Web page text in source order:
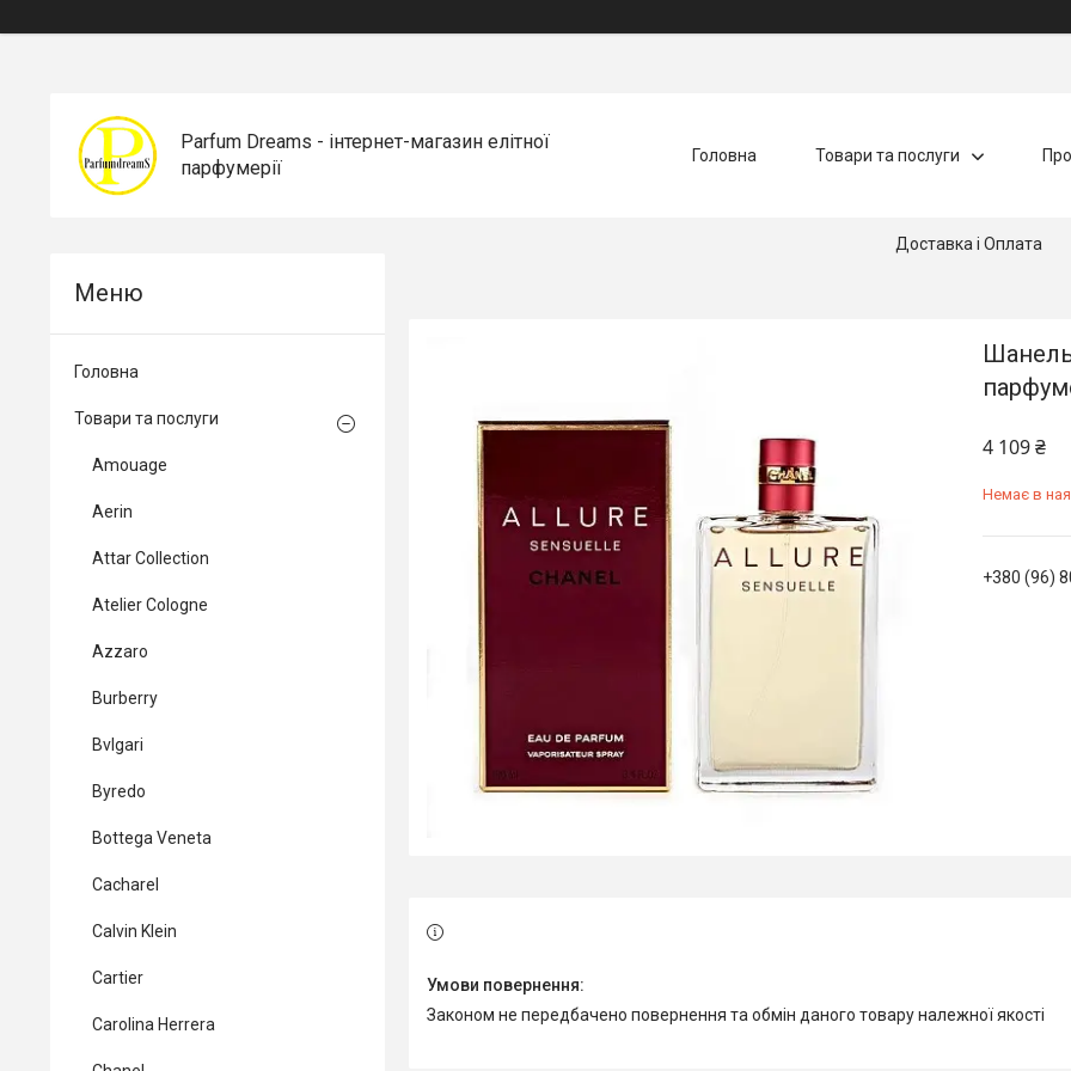
Parfum Dreams - інтернет-магазин елітної
парфумерії
Головна Товари та послуги
Доставка і Оплата
4 109 ₴
Немає в
+380 (96)
Законом не передбачено повернення та обмін даного товару належної якості
Головна
Товари та послуги
Amouage
Aerin
Attar Collection
Atelier Cologne
Azzaro
Burberry
Bvlgari
Byredo
Bottega Veneta
Cacharel
Calvin Klein
Cartier
Carolina Herrera